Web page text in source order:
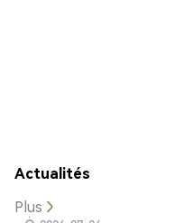
Actualités
Plus